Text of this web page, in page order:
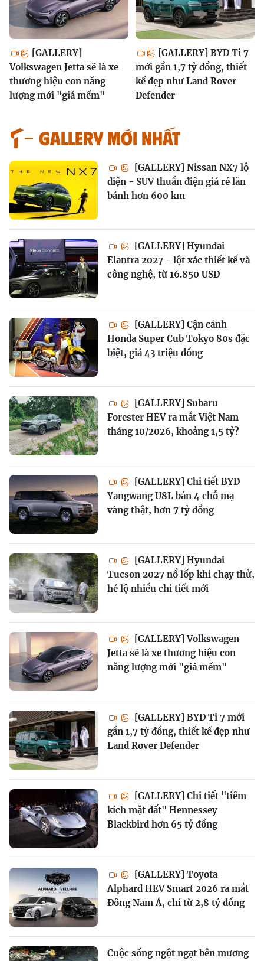
[GALLERY]
Volkswagen Jetta sẽ là xe
thương hiệu con năng
lượng mới "giá mềm"
[GALLERY] BYD Ti 7
mới gần 1,7 tỷ đồng, thiết
kế đẹp như Land Rover
Defender
GALLERY MỚI NHẤT
[GALLERY] Nissan NX7 lộ
diện - SUV thuần điện giá rẻ lăn
bánh hơn 600 km
[GALLERY] Hyundai
Elantra 2027 - lột xác thiết kế và
công nghệ, từ 16.850 USD
[GALLERY] Cận cảnh
Honda Super Cub Tokyo 80s đặc
biệt, giá 43 triệu đồng
[GALLERY] Subaru
Forester HEV ra mắt Việt Nam
tháng 10/2026, khoảng 1,5 tỷ?
[GALLERY] Chi tiết BYD
Yangwang U8L bản 4 chỗ mạ
vàng thật, hơn 7 tỷ đồng
[GALLERY] Hyundai
Tucson 2027 nổ lốp khi chạy thử,
hé lộ nhiều chi tiết mới
[GALLERY] Volkswagen
Jetta sẽ là xe thương hiệu con
năng lượng mới "giá mềm"
[GALLERY] BYD Ti 7 mới
gần 1,7 tỷ đồng, thiết kế đẹp như
Land Rover Defender
[GALLERY] Chi tiết "tiêm
kích mặt đất" Hennessey
Blackbird hơn 65 tỷ đồng
[GALLERY] Toyota
Alphard HEV Smart 2026 ra mắt
Đông Nam Á, chỉ từ 2,8 tỷ đồng
Cuộc sống ngột ngạt bên mương